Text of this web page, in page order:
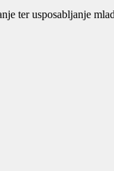
ter usposabljanje